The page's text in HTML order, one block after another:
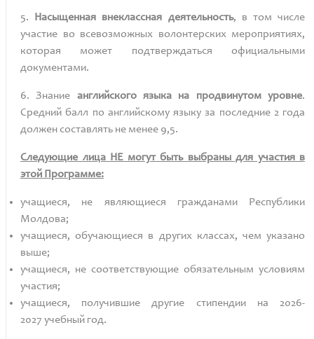
5. Насыщенная внеклассная деятельность, в том числе
участие во всевозможных волонтерских мероприятиях,
которая может подтверждаться официальными
документами.
6. Знание английского языка на продвинутом уровне.
Средний балл по английскому языку за последние 2 года
должен составлять не менее 9,5.
Следующие лица НЕ могут быть выбраны для участия в
этой Программе:
учащиеся, не являющиеся гражданами Республики
Молдова;
учащиеся, обучающиеся в других классах, чем указано
выше;
учащиеся, не соответствующие обязательным условиям
участия;
учащиеся, получившие другие стипендии на
2026-
2027 учебный год.